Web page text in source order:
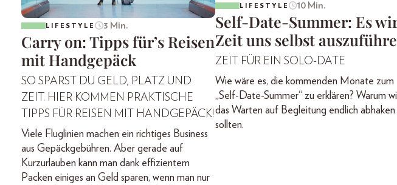
LIFESTYLE 3 Min.
Carry on: Tipps für’s Reisen
mit Handgepäck
SO SPARST DU GELD, PLATZ UND
ZEIT. HIER KOMMEN PRAKTISCHE
TIPPS FÜR REISEN MIT HANDGEPÄCK!
Viele Fluglinien machen ein richtiges Business
aus Gepäckgebühren. Aber gerade auf
Kurzurlauben kann man dank effizientem
Packen einiges an Geld sparen, wenn man nur
LIFESTYLE 10 Min.
Self-Date-Summer: Es
Zeit uns selbst
ZEIT FÜR EIN SOLO-DATE
Wie wäre es, die kommenden Monate zum
„Self-Date-Summer“ zu erklären? Warum
das Warten auf Begleitung endlich abhaken
sollten.